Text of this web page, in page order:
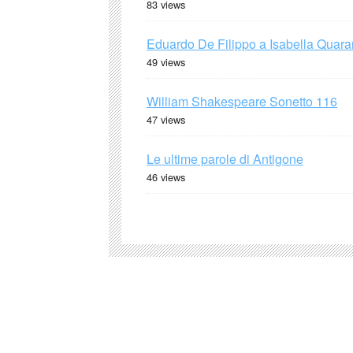
83 views
Eduardo De Filippo a Isabella
49 views
William Shakespeare Sonetto 116
47 views
Le ultime parole di Antigone
46 views